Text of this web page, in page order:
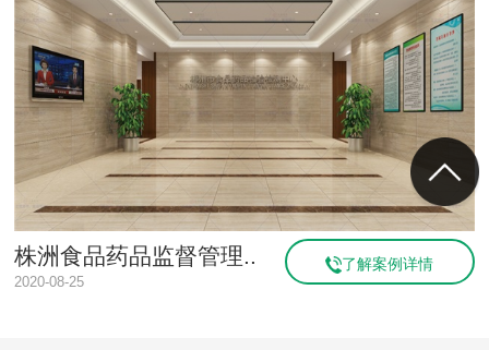
株洲食品药品监督管理..
2020-08-25
了解案例详情